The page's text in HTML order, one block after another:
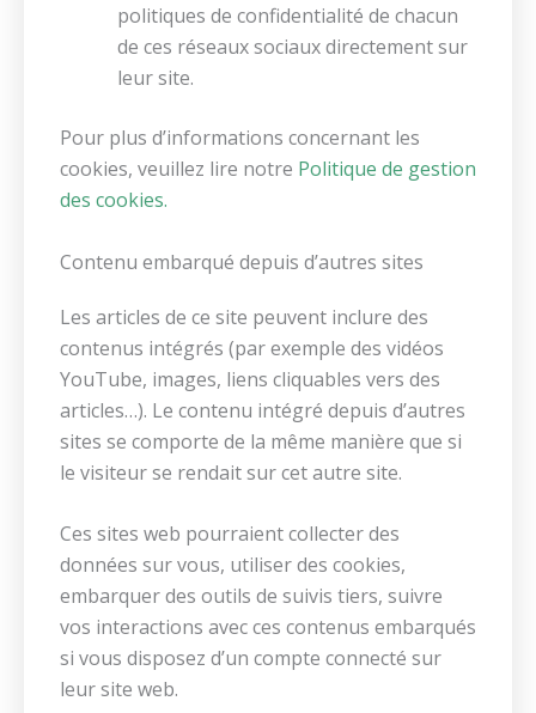
politiques de confidentialité de chacun
de ces réseaux sociaux directement sur
leur site.
Pour plus d’informations concernant les
cookies, veuillez lire notre Politique de gestion
des cookies.
Contenu embarqué depuis d’autres sites
Les articles de ce site peuvent inclure des
contenus intégrés (par exemple des vidéos
YouTube, images, liens cliquables vers des
articles…). Le contenu intégré depuis d’autres
sites se comporte de la même manière que si
le visiteur se rendait sur cet autre site.
Ces sites web pourraient collecter des
données sur vous, utiliser des cookies,
embarquer des outils de suivis tiers, suivre
vos interactions avec ces contenus embarqués
si vous disposez d’un compte connecté sur
leur site web.